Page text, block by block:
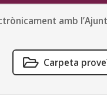
amb
Carpeta